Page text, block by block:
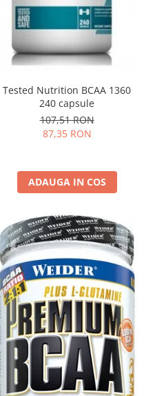
Tested Nutrition BCAA 1360
240 capsule
107,51 RON
87,35 RON
ADAUGA IN COS